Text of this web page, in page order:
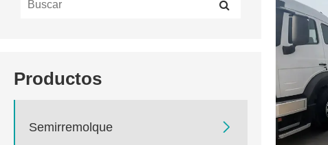
Productos
Semirremolque 